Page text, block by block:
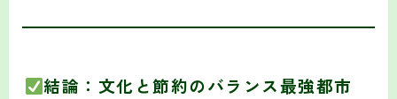
結論：文化と節約のバランス最強都市